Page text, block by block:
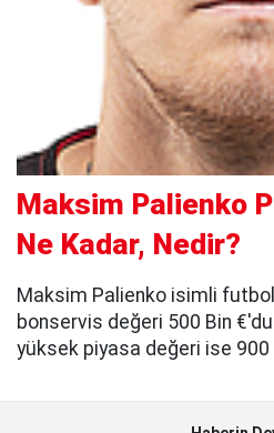
Maksim Palienko
Ne Kadar, Nedir?
Maksim Palienko isimli
bonservis değeri 500 Bin
yüksek piyasa değeri ise 900